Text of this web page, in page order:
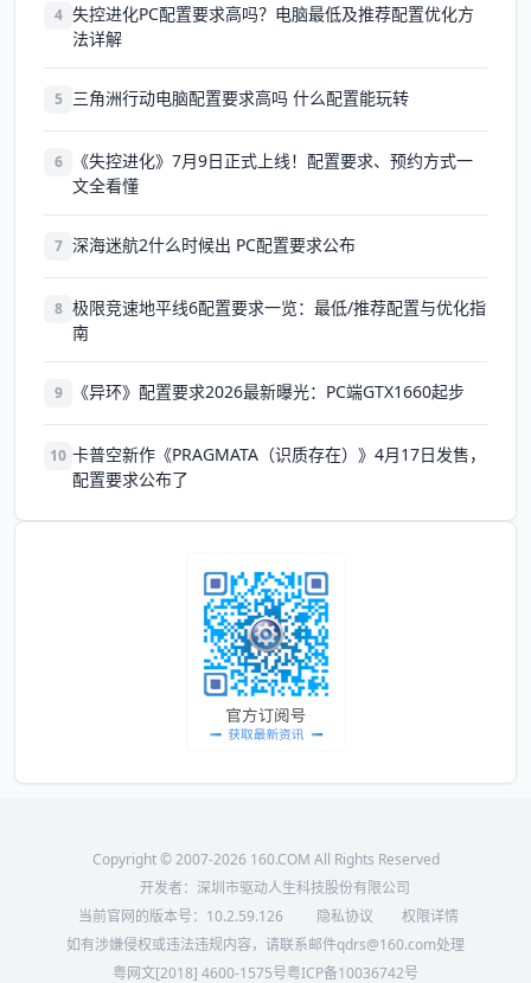
4 失控进化PC配置要求高吗？电脑最低及推荐配置优化方
法详解
5 三角洲行动电脑配置要求高吗 什么配置能玩转
6
《失控进化》7月9日正式上线！配置要求、预约方式一
文全看懂
7 深海迷航2什么时候出 PC配置要求公布
8 极限竞速地平线6配置要求一览：最低/推荐配置与优化指
南
9 《异环》配置要求2026最新曝光：PC端GTX1660起步
10 卡普空新作《PRAGMATA（识质存在）》4月17日发售，
配置要求公布了
Copyright © 2007-2026 160.COM All Rights Reserved
开发者：深圳市驱动人生科技股份有限公司
当前官网的版本号： 10.2.59.126 隐私协议
权限详情
如有涉嫌侵权或违法违规内容，请联系邮件qdrs@160.com处理
粤网文[2018] 4600-1575号粤ICP备10036742号